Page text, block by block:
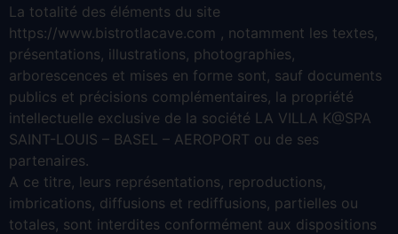
La totalité des éléments du site
https://www.bistrotlacave.com , notamment les textes,
présentations, illustrations, photographies,
arborescences et mises en forme sont, sauf documents
publics et précisions complémentaires, la propriété
intellectuelle exclusive de la société LA VILLA K@SPA
SAINT-LOUIS – BASEL – AEROPORT ou de ses
partenaires.
A ce titre, leurs représentations, reproductions,
imbrications, diffusions et rediffusions, partielles ou
totales, sont interdites conformément aux dispositions